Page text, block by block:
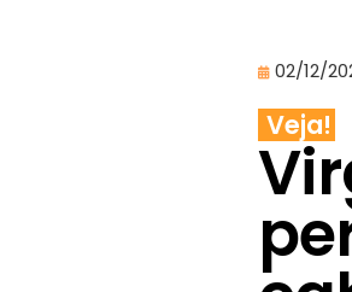
02/12/
Veja!